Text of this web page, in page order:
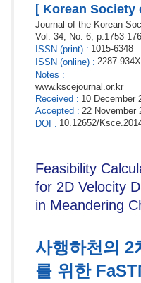
[ Korean Society
Journal of the Korean
Vol. 34, No. 6, p. 1753-
ISSN (print) : 1015-6348
ISSN (online) : 2287-934X
Notes :
www.kscejournal.or.kr
Received : 10 December
Accepted : 22 November
DOI : 10.12652/
Feasibility
for 2D Velocity
in Meandering
사행하천의 2
를 위한